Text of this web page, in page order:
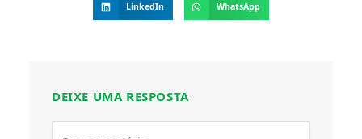
LinkedIn WhatsApp
DEIXE UMA RESPOSTA